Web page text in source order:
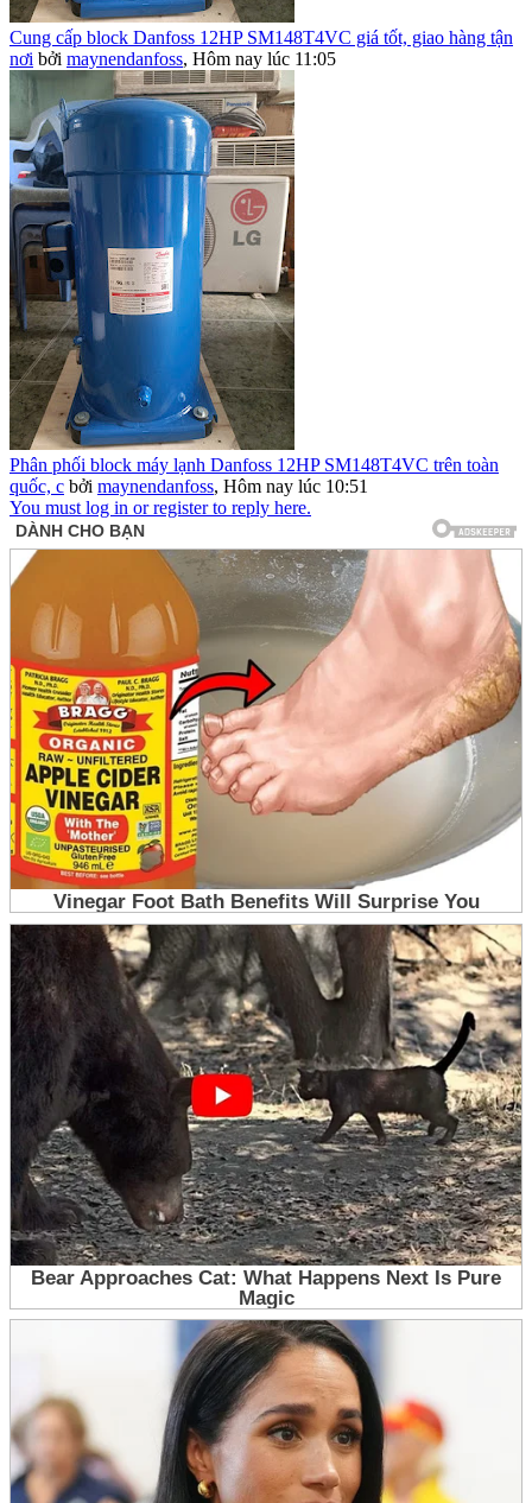
Cung cấp block Danfoss 12HP SM148T4VC giá tốt, giao hàng tận
nơi bởi maynendanfoss, Hôm nay lúc 11:05
Phân phối block máy lạnh Danfoss 12HP SM148T4VC trên toàn
quốc, c bởi maynendanfoss, Hôm nay lúc 10:51
You must log in or register to reply here.